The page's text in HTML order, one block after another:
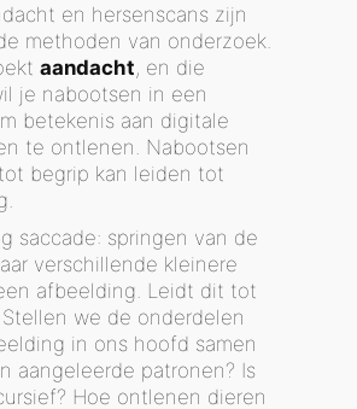
en hersenscans zijn
methoden van onderzoek.
aandacht, en die
je nabootsen in een
betekenis aan digitale
te ontlenen. Nabootsen
begrip kan leiden tot
saccade: springen van de
verschillende kleinere
afbeelding. Leidt dit tot
we de onderdelen
in ons hoofd samen
aangeleerde patronen? Is
Hoe ontlenen dieren